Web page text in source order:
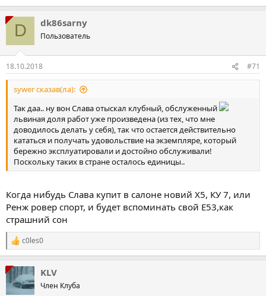
D dk86sarny
Пользователь
18.10.2018 #71
sywer сказав(ла):
Так даа.. ну вон Слава отыскал клубный, обслуженный
львиная доля работ уже произведена (из тех, что мне
доводилось делать у себя), так что остается действительно
кататься и получать удовольствие на экземпляре, который
бережно эксплуатировали и достойно обслуживали!
Поскольку таких в стране осталось единицы..
Когда нибудь Слава купит в салоне новий Х5, КУ 7, или
Ренж ровер спорт, и будет вспоминать свой Е53,как
страшний сон
Р
е
к
ц
c0les0
KLV
Член Клуба